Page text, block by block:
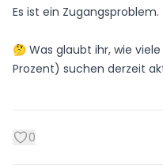
Es ist ein Zugangsproblem.
🤔 Was glaubt ihr, wie
Prozent) suchen derzeit
0